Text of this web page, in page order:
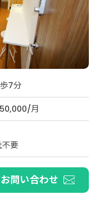
7分
月
要
お問い合わせ